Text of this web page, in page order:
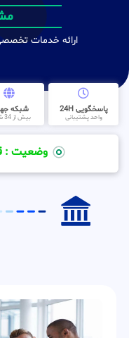
ارائه خدمات
پاسخگویی 24H
واحد پشتیبانی
شبکه
بیش از 34 شعبه
وضعیت : قابل